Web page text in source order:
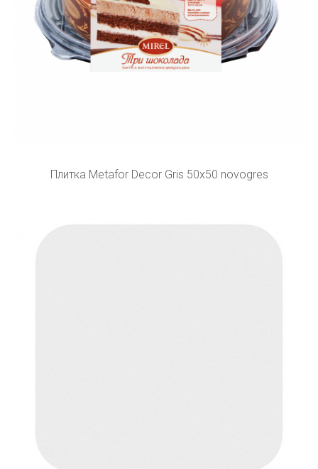
Плитка Metafor Decor Gris 50x50 novogres